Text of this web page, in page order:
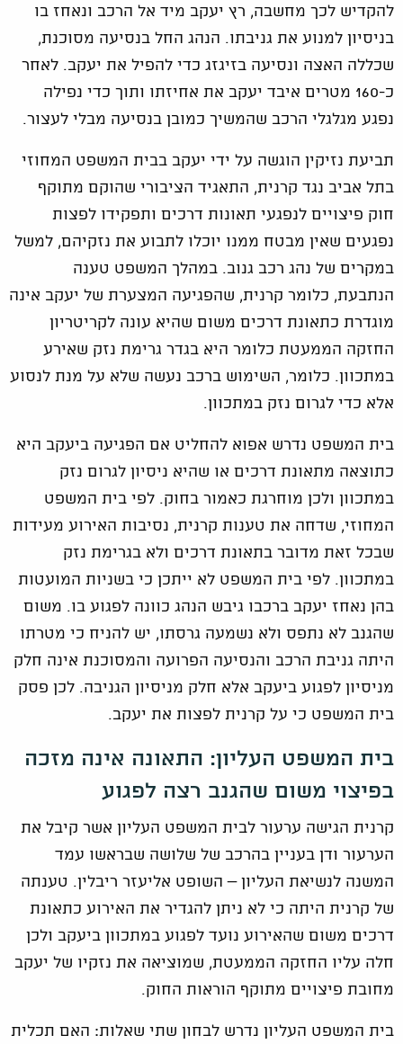
להקדיש לכך מחשבה, רץ יעקב מיד אל הרכב ונאחז בו
בניסיון למנוע את גניבתו. הנהג החל בנסיעה מסוכנת,
שכללה האצה ונסיעה בזיגזג כדי להפיל את יעקב. לאחר
כ-160 מטרים איבד יעקב את אחיזתו ותוך כדי נפילה
נפגע מגלגלי הרכב שהמשיך כמובן בנסיעה מבלי לעצור.
תביעת נזיקין הוגשה על ידי יעקב בבית המשפט המחוזי
בתל אביב נגד קרנית, התאגיד הציבורי שהוקם מתוקף
חוק פיצויים לנפגעי תאונות דרכים ותפקידו לפצות
נפגעים שאין מבטח ממנו יוכלו לתבוע את נזקיהם, למשל
במקרים של נהג רכב גנוב. במהלך המשפט טענה
הנתבעת, כלומר קרנית, שהפגיעה המצערת של יעקב אינה
מוגדרת כתאונת דרכים משום שהיא עונה לקריטריון
החזקה הממעטת כלומר היא בגדר גרימת נזק שאירע
במתכוון. כלומר, השימוש ברכב נעשה שלא על מנת לנסוע
אלא כדי לגרום נזק במתכוון.
בית המשפט נדרש אפוא להחליט אם הפגיעה ביעקב היא
כתוצאה מתאונת דרכים או שהיא ניסיון לגרום נזק
במתכוון ולכן מוחרגת כאמור בחוק. לפי בית המשפט
המחוזי, שדחה את טענות קרנית, נסיבות האירוע מעידות
שבכל זאת מדובר בתאונת דרכים ולא בגרימת נזק
במתכוון. לפי בית המשפט לא ייתכן כי בשניות המועטות
בהן נאחז יעקב ברכבו גיבש הנהג כוונה לפגוע בו. משום
שהגנב לא נתפס ולא נשמעה גרסתו, יש להניח כי מטרתו
היתה גניבת הרכב והנסיעה הפרועה והמסוכנת אינה חלק
מניסיון לפגוע ביעקב אלא חלק מניסיון הגניבה. לכן פסק
בית המשפט כי על קרנית לפצות את יעקב.
בית המשפט העליון: התאונה אינה מזכה
בפיצוי משום שהגנב רצה לפגוע
קרנית הגישה ערעור לבית המשפט העליון אשר קיבל את
הערעור ודן בעניין בהרכב של שלושה שבראשו עמד
המשנה לנשיאת העליון – השופט אליעזר ריבלין. טענתה
של קרנית היתה כי לא ניתן להגדיר את האירוע כתאונת
דרכים משום שהאירוע נועד לפגוע במתכוון ביעקב ולכן
חלה עליו החזקה הממעטת, שמוציאה את נזקיו של יעקב
מחובת פיצויים מתוקף הוראות החוק.
בית המשפט העליון נדרש לבחון שתי שאלות: האם תכלית